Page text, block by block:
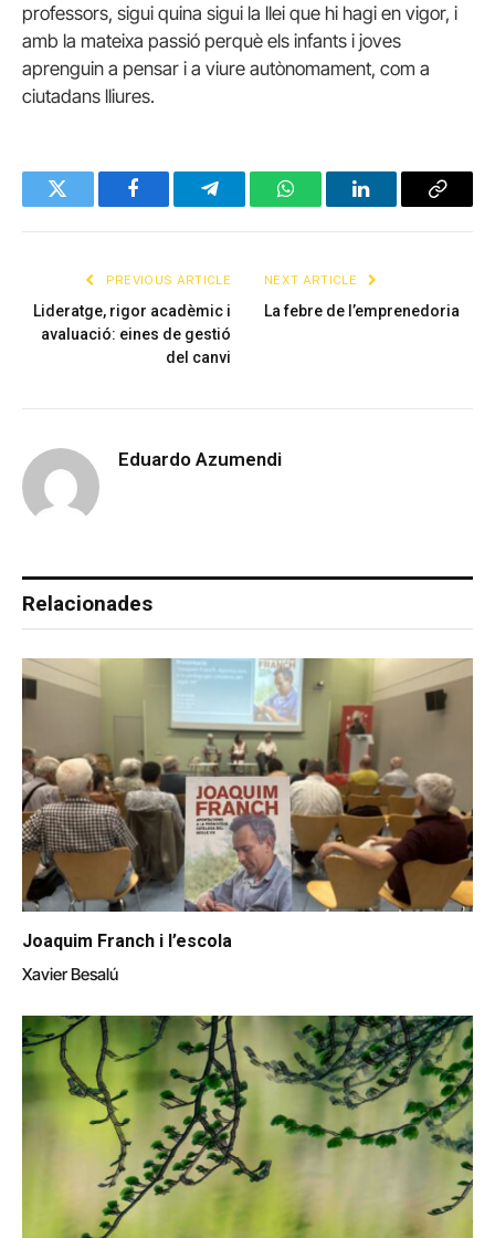
professors, sigui quina sigui la llei que hi hagi en vigor, i
amb la mateixa passió perquè els infants i joves
aprenguin a pensar i a viure autònomament, com a
ciutadans lliures.
Twitter FacebookTelegramWhatsAppLinkedInCopy
PREVIOUS ARTICLE
Lideratge, rigor acadèmic i
avaluació: eines de gestió
del canvi
NEXT ARTICLE
La febre de l’emprenedoria
Eduardo Azumendi
Relacionades
Joaquim Franch i l’escola
Xavier Besalú